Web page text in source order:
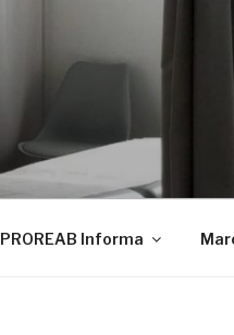
PROREAB Informa